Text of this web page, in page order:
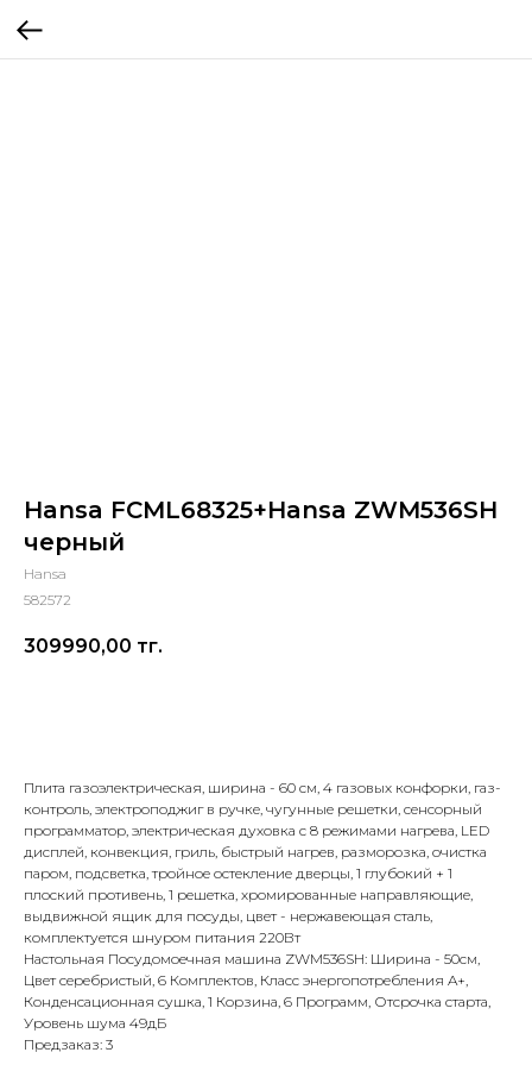
Hansa FCML68325+Hansa ZWM536SH
черный
Hansa
582572
309990,00 тг.
Плита газоэлектрическая, ширина - 60 см, 4 газовых конфорки, газ-
контроль, электроподжиг в ручке, чугунные решетки, сенсорный
программатор, электрическая духовка с 8 режимами нагрева, LED
дисплей, конвекция, гриль, быстрый нагрев, разморозка, очистка
паром, подсветка, тройное остекление дверцы, 1 глубокий + 1
плоский противень, 1 решетка, хромированные направляющие,
выдвижной ящик для посуды, цвет - нержавеющая сталь,
комплектуется шнуром питания 220Вт
Настольная Посудомоечная машина ZWM536SH: Ширина - 50см,
Цвет серебристый, 6 Комплектов, Класс энергопотребления A+,
Конденсационная сушка, 1 Корзина, 6 Программ, Отсрочка старта,
Уровень шума 49дБ
Предзаказ: 3